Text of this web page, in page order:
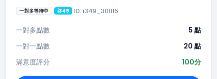
一對多等待中 i349 ID: i349_301116
一對多點數
5 點
一對一點數
20 點
滿意度評分
100分